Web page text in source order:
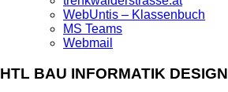
WebUntis – Klassenbuch
MS Teams
Webmail
HTL BAU INFORMATIK DESIGN